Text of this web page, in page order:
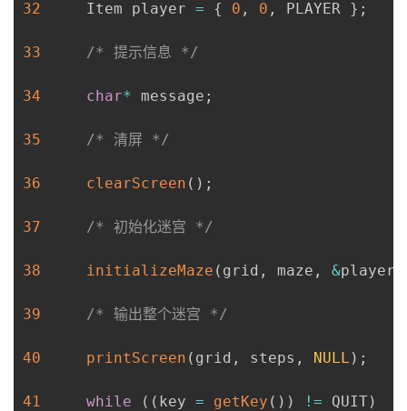
32
     Item player
= { 0 , 0 , PLAYER } ;
33 /* 提示信息 */
34 char* message ;
35 /* 清屏 */
36 clearScreen ( ) ;
37 /* 初始化迷宫 */
38 initializeMaze ( grid , maze , &player
39 /* 输出整个迷宫 */
40 printScreen ( grid , steps , NULL ) ;
41 while ( ( key = getKey ( ) ) != QUIT)